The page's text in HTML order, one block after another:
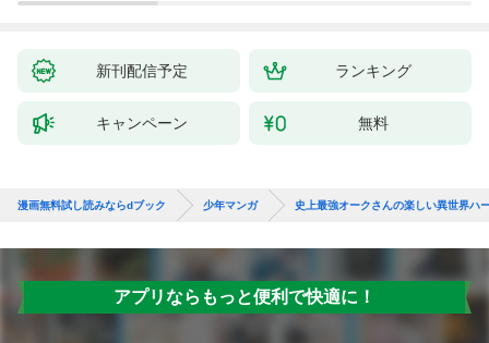
（１）
新刊配信予定 ランキング
キャンペーン 無料
漫画無料試し読みならdブック 少年マンガ 史上最強オークさんの楽しい異世界ハ
アプリならもっと便利で快適に！